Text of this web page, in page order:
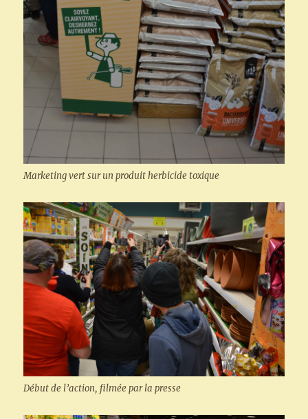
Marketing vert sur un produit herbicide toxique
Début de l’action, filmée par la presse